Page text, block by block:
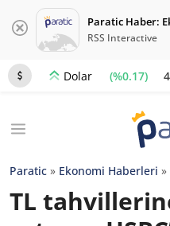
Paratic Haber:
RSS Interactive
Dolar (%0.17)
Paratic » Ekonomi Haberleri »
TL